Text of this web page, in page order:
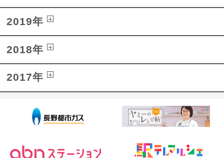
2019年
2018年
2017年